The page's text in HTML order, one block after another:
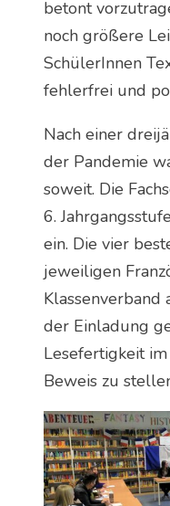
betont
noch größere
SchülerInnen
fehlerfrei und
Nach einer
der Pandemie
soweit. Die
6.
ein. Die vier
jeweiligen
Klassenverband
der Einladung
Lesefertigkeit
Beweis zu